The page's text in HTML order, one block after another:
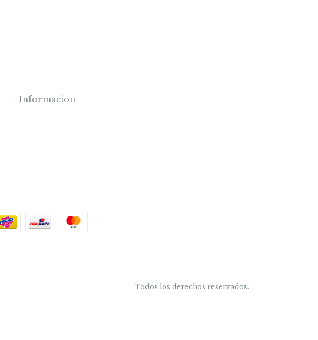
Informacion
Todos los derechos reservados.